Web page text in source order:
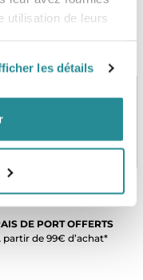
utilisation de leurs
les détails
5000 produits en stock
DE PORT OFFERTS
partir de 99€ d’achat*